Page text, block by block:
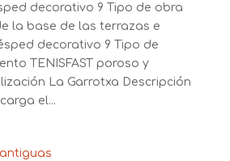
decorativo 9 Tipo de obra
la base de las terrazas e
decorativo 9 Tipo de
TENISFAST poroso y
La Garrotxa Descripción
el...